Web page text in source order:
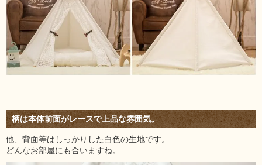
柄は本体前面がレースで上品な雰囲気。
他、背面等はしっかりした白色の生地です。
どんなお部屋にも合いますね。